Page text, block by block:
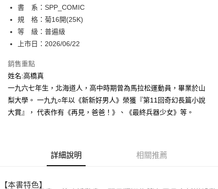
３．安心：先確認商品／服務後，再付款。
【「AFTEE先享後付」結帳流程】
１．於結帳方式選擇「AFTEE先享後付」後，將跳轉至「AFTEE先享後付」
結帳頁面，進行簡訊認證並確認金額後，即可完成結帳。
２．訂單成立數日內，您將收到繳費通知簡訊。
ATM／網路銀行／等多元方式進行付款，方視為交易完成。
※ 請注意：結帳手續完成當下不需立刻繳費，但若您需要取消訂單，請聯絡
購買商品的店家。未經商家同意取消之訂單仍視為有效，需透過AFTEE先享
後付繳納相關費用。
※ 交易是否成功請以「AFTEE先享後付 」之結帳頁面顯示為準，若有關於
是否繳費成功／繳費後需取消欲退款等相關疑問，請聯繫「AFTEE先享後付
易，需依本服務之必要範圍內提供個人資料，並將交易相關給付款項請求債
https://aftee.tw/terms/#terms3
全家取貨付款
每筆NT$80，滿NT$500(含以上)免運費
付款後全家取貨
每筆NT$80，滿NT$500(含以上)免運費
付款後萊爾富取貨
每筆NT$80，滿NT$500(含以上)免運費
付款後7-11取貨
書 系：SPP_COMIC
規 格：菊16開(25K)
等 級：普遍級
上市日：2026/06/22
銷售重點
姓名:高橋真
一九六七年生，北海道人，高中時期曾為馬拉松運動員，畢業於山
梨大學。 一九九○年以《新新好男人》榮獲『第11回奇幻長篇小說
大賞』， 代表作有《再見，爸爸！》、《最終兵器少女》等。
詳細說明 相關推薦
【本書特色】